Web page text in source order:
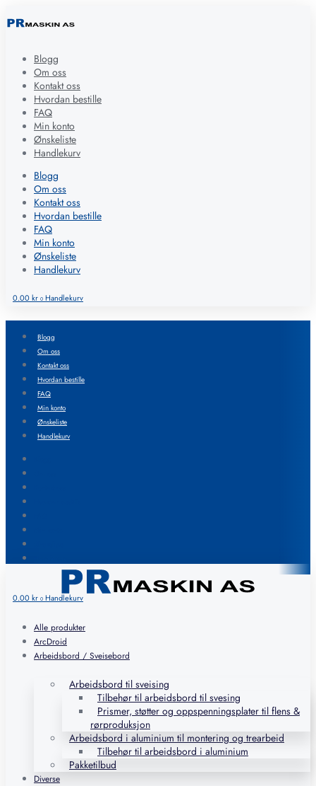
Blogg
Om oss
Kontakt oss
Hvordan bestille
FAQ
Min konto
Ønskeliste
Handlekurv
Blogg
Om oss
Kontakt oss
Hvordan bestille
FAQ
Min konto
Ønskeliste
Handlekurv
0.00kr 0 Handlekurv
Blogg
Om oss
Kontakt oss
Hvordan bestille
FAQ
Min konto
Ønskeliste
Handlekurv
0.00kr 0 Handlekurv
Alle produkter
ArcDroid
Arbeidsbord / Sveisebord
Arbeidsbord til sveising
Tilbehør til arbeidsbord til svesing
Prismer, støtter og oppspenningsplater til flens &
rørproduksjon
Arbeidsbord i aluminium til montering og trearbeid
Tilbehør til arbeidsbord i aluminium
Pakketilbud
Diverse